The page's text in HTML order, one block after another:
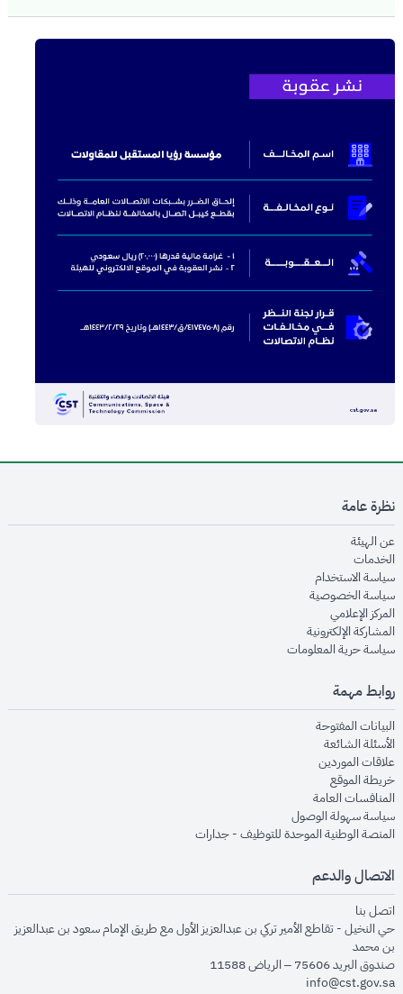
نظرة عامة
عن الهيئةopens in new window
الخدماتopens in new window
سياسة الاستخدام
سياسة الخصوصيةopens in new window
المركز الإعلاميopens in new window
المشاركة الإلكترونيةopens in new window
سياسة حرية المعلوماتopens in new window
روابط مهمة
البيانات المفتوحةopens in new window
الأسئلة الشائعةopens in new window
علاقات الموردينopens in new window
خريطة الموقعopens in new window
المنافسات العامةopens in new window
سياسة سهولة الوصولopens in new window
المنصة الوطنية الموحدة للتوظيف - جداراتopens in new window
الاتصال والدعم
اتصل بنا
حي النخيل - تقاطع الأمير تركي بن عبدالعزيز الأول مع طريق الإمام سعود بن عبدالعزيز
بن محمد
صندوق البريد 75606 – الرياض 11588
info@cst.gov.sa